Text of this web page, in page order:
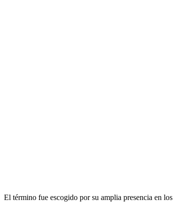
El término fue escogido por su amplia presencia en